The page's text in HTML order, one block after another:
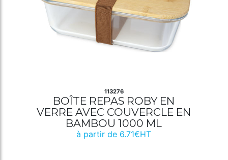
113276
BOÎTE REPAS ROBY EN
VERRE AVEC COUVERCLE EN
BAMBOU 1000 ML
à partir de 6.71€HT